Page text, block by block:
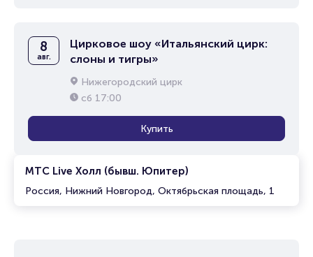
МТС Live Холл (бывш. Юпитер)
Россия, Нижний Новгород, Октябрьская площадь, 1
8
авг.
Цирковое шоу «Итальянский цирк:
слоны и тигры»
Нижегородский цирк
сб 17:00
Купить